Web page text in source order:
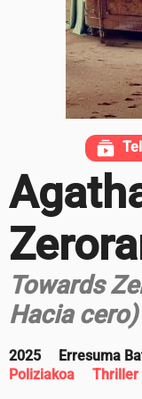
Towards
Hacia cero)
2025 Erresuma
Poliziakoa
Thriller